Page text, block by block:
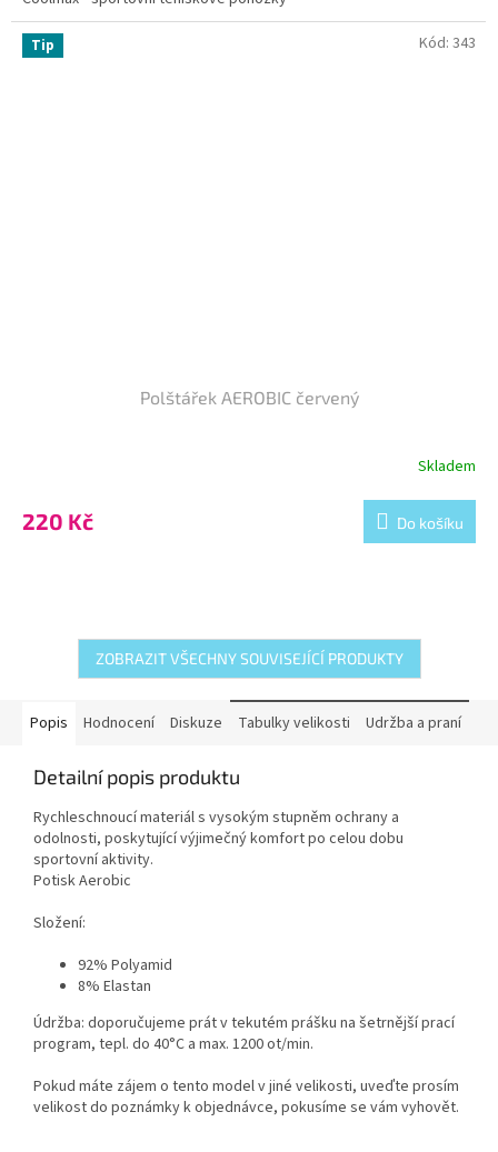
Tip
Polštářek AEROBIC červený
Skladem
220 Kč Do košíku
Kód: 343
ZOBRAZIT VŠECHNY SOUVISEJÍCÍ PRODUKTY
Popis Hodnocení Diskuze Tabulky velikosti Udržba a praní
Detailní popis produktu
Rychleschnoucí materiál s vysokým stupněm ochrany a
odolnosti, poskytující výjimečný komfort po celou dobu
sportovní aktivity.
Potisk Aerobic
Složení:
92% Polyamid
8% Elastan
Údržba: doporučujeme prát v tekutém prášku na šetrnější prací
program, tepl. do 40°C a max. 1200 ot/min.
Pokud máte zájem o tento model v jiné velikosti, uveďte prosím
velikost do poznámky k objednávce, pokusíme se vám vyhovět.